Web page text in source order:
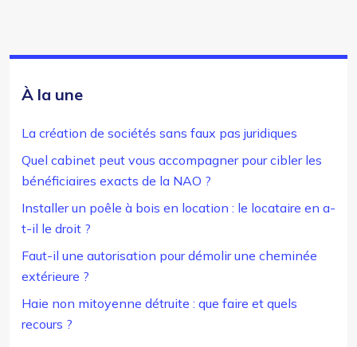
À la une
La création de sociétés sans faux pas juridiques
Quel cabinet peut vous accompagner pour cibler les
bénéficiaires exacts de la NAO ?
Installer un poêle à bois en location : le locataire en a-
t-il le droit ?
Faut-il une autorisation pour démolir une cheminée
extérieure ?
Haie non mitoyenne détruite : que faire et quels
recours ?